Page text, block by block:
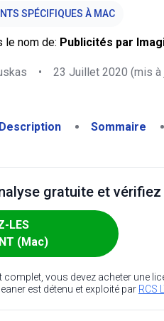
SPÉCIFIQUES À MAC
le nom de: Publicités par
• 23 Juillet 2020 (mis à
Description Sommaire
gratuite et
LES
(Mac)
complet, vous devez acheter une
est détenu et exploité par RCS